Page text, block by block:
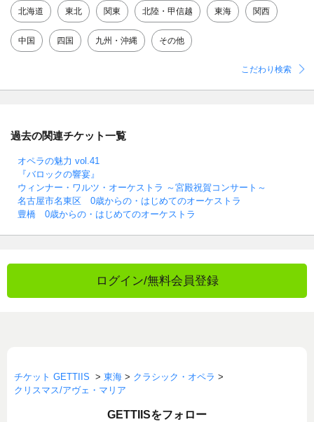
北海道 東北 関東 北陸・甲信越 東海 関西
中国 四国 九州・沖縄 その他
こだわり検索
過去の関連チケット一覧
オペラの魅力 vol.41
『バロックの響宴』
ウィンナー・ワルツ・オーケストラ ～宮殿祝賀コンサート～
名古屋市名東区 0歳からの・はじめてのオーケストラ
豊橋 0歳からの・はじめてのオーケストラ
ログイン/無料会員登録
チケット GETTIIS > 東海 > クラシック・オペラ >
クリスマス/アヴェ・マリア
GETTIISをフォロー